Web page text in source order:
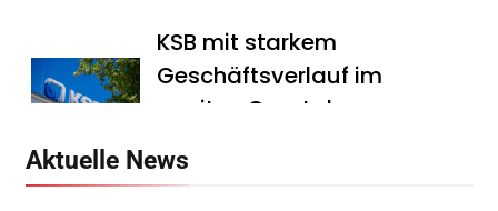
KSB mit starkem
Geschäftsverlauf im
zweiten Quartal
Aktuelle News